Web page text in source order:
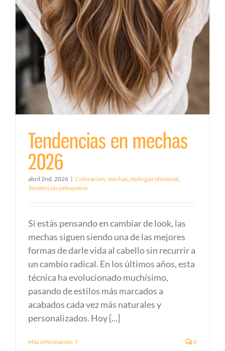
Tendencias en mechas
2026
abril 2nd, 2026 | Coloracion mechas styling profesional
Tendencias peluquería
Si estás pensando en cambiar de look, las
mechas siguen siendo una de las mejores
formas de darle vida al cabello sin recurrir a
un cambio radical. En los últimos años, esta
técnica ha evolucionado muchísimo,
pasando de estilos más marcados a
acabados cada vez más naturales y
personalizados. Hoy [...]
Más información 0